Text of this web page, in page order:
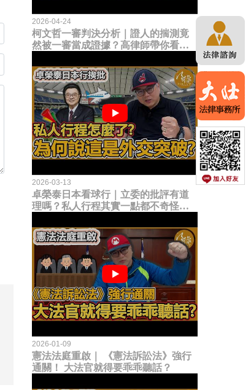
2026-04-24
柯文哲一審判決分析｜證人的揣測竟
然被一審當成證據？高律師帶你看未
2026-03-13
卓榮泰日本看球行｜立委的批評有道
理嗎？私人行程其實一點都不奇怪？
2026-01-09
憲法法庭重啟｜ 《憲法訴訟法》強行
通關！ 大法官就得要乖乖聽話？